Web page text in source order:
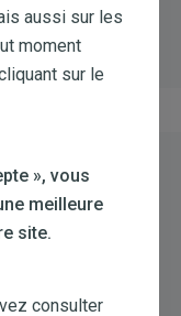
aussi sur les
moment
sur le
», vous
meilleure
site.
consulter